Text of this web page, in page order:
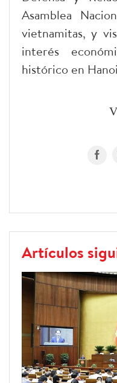
Asamblea
vietnamitas, y
interés
histórico en
Artículos